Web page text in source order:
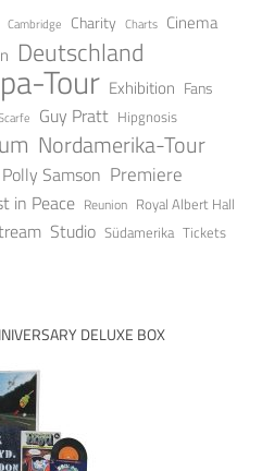
Cambridge Charity Charts Cinema
Deutschland
Tour Exhibition Fans
Guy Pratt Hipgnosis
Nordamerika-Tour
Polly Samson Premiere
in Peace Reunion Royal Albert Hall
Studio Südamerika Tickets
DELUXE BOX